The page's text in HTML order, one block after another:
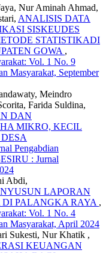
Nur Aminah Ahmad,
ANALISIS DATA
SISKEUDES
STATISTIKADI
GOWA ,
Vol. 1 No. 9
Masyarakat, September
Meindro
Farida Suldina,
DAN
MIKRO, KECIL
Pengabdian
: Jurnal
Abdi,
LAPORAN
PALANGKA RAYA ,
Vol. 1 No. 4
Masyarakat, April 2024
Sukesti, Nur Khatik ,
KEUANGAN